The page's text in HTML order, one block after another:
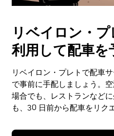
リベイロン・
利用して配車を
リベイロン・プレトで配車
で事前に手配しましょう。
場合でも、レストランなど
も、30 日前から配車をリク